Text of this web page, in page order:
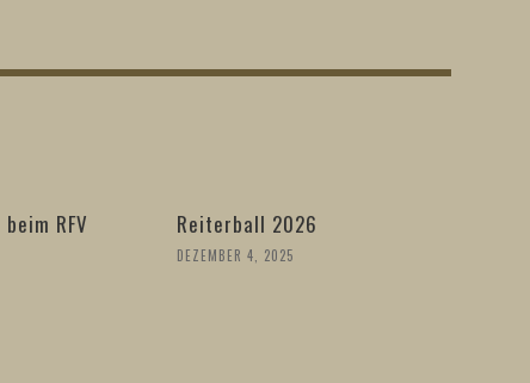
RFV
Reiterball 2026
DEZEMBER 4, 2025